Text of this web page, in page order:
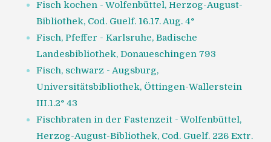
Fisch kochen - Wolfenbüttel, Herzog-August-
Bibliothek, Cod. Guelf. 16.17. Aug. 4°
Fisch, Pfeffer - Karlsruhe, Badische
Landesbibliothek, Donaueschingen 793
Fisch, schwarz - Augsburg,
Universitätsbibliothek, Öttingen-Wallerstein
III.1.2° 43
Fischbraten in der Fastenzeit - Wolfenbüttel,
Herzog-August-Bibliothek, Cod. Guelf. 226 Extr.